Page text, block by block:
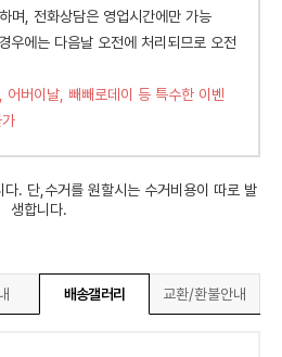
며, 전화상담은 영업시간에만 가능
우에는 다음날 오전에 처리되므로 오전
버이날, 빼빼로데이 등 특수한 이벤
. 단,수거를 원할시는 수거비용이 따로 발
생합니다.
배송갤러리 교환/환불안내